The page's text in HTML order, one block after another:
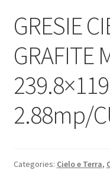
Plata si Livrare
Politică de
Politica de cookie
Termeni si conditii
GRESIE
GRAFITE
2.88mp/
Categories: Cielo e Terra,